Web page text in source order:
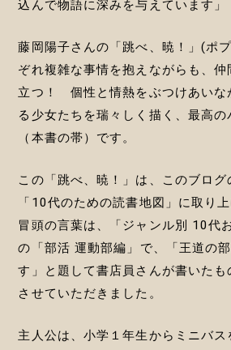
込んで物語に深みを与えています」
藤岡陽子さんの「跳べ、暁！」(ポ
ぞれ複雑な事情を抱えながらも、
立つ！ 個性と情熱をぶつけあいな
る少女たちを瑞々しく描く、最高の
（本書の帯）です。
この「跳べ、暁！」は、このブロ
「10代のための読書地図」に取り
冒頭の言葉は、「ジャンル別 10代
の「部活 運動部編」で、「王道の
す」と題して書店員さんが書いたも
させていただきました。
主人公は、小学１年生からミニバ